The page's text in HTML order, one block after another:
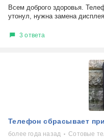
Всем доброго здоровья.
утонул, нужна замена
3 ответа
Телефон сбрасывает
более года назад Сотовые